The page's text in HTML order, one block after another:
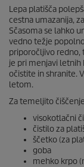
Lepa platišča
cestna umazanija,
Sčasoma se lahko
vedno težje
priporočljivo redno,
je pri menjavi letnih
očistite in shranite.
letom.
Za temeljito
visokotlačni
čistilo za
ščetko (za
goba
mehko krpo